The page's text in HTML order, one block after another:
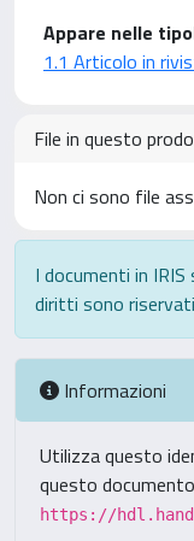
Appare nelle
1.1 Articolo in
File in questo
Non ci sono file
I documenti in
diritti sono
Informazioni
Utilizza questo
questo
https://